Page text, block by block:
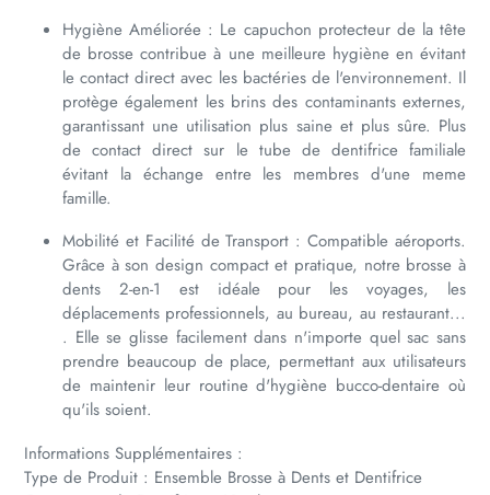
Hygiène Améliorée : Le capuchon protecteur de la tête
de brosse contribue à une meilleure hygiène en évitant
le contact direct avec les bactéries de l'environnement. Il
protège également les brins des contaminants externes,
garantissant une utilisation plus saine et plus sûre. Plus
de contact direct sur le tube de dentifrice familiale
évitant la échange entre les membres d'une meme
famille.
Mobilité et Facilité de Transport : Compatible aéroports.
Grâce à son design compact et pratique, notre brosse à
dents 2-en-1 est idéale pour les voyages, les
déplacements professionnels, au bureau, au restaurant...
. Elle se glisse facilement dans n'importe quel sac sans
prendre beaucoup de place, permettant aux utilisateurs
de maintenir leur routine d'hygiène bucco-dentaire où
qu'ils soient.
Informations Supplémentaires :
Type de Produit : Ensemble Brosse à Dents et Dentifrice